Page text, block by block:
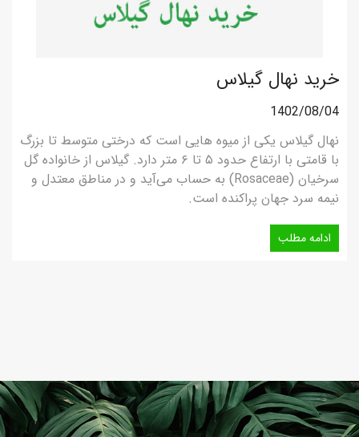
خرید نهال گیلاس
1402/08/04
نهال گیلاس یکی از میوه‌ هایی است که درختی متوسط تا بزرگ
با قامتی با ارتفاع حدود ۵ تا ۶ متر دارد. گیلاس از خانواده گل
سرخیان (Rosaceae) به حساب می‌آید و در مناطق معتدل و
نیمه سرد جهان پراکنده است.
ادامه مطلب